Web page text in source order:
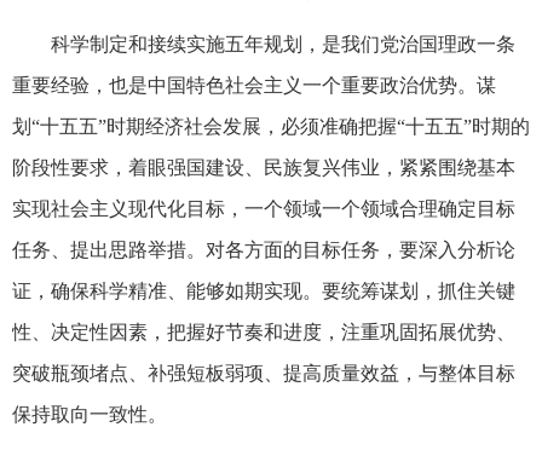
科学制定和接续实施五年规划，是我们党治国理政一条
重要经验，也是中国特色社会主义一个重要政治优势。谋
划“十五五”时期经济社会发展，必须准确把握“十五五”时期的
阶段性要求，着眼强国建设、民族复兴伟业，紧紧围绕基本
实现社会主义现代化目标，一个领域一个领域合理确定目标
任务、提出思路举措。对各方面的目标任务，要深入分析论
证，确保科学精准、能够如期实现。要统筹谋划，抓住关键
性、决定性因素，把握好节奏和进度，注重巩固拓展优势、
突破瓶颈堵点、补强短板弱项、提高质量效益，与整体目标
保持取向一致性。